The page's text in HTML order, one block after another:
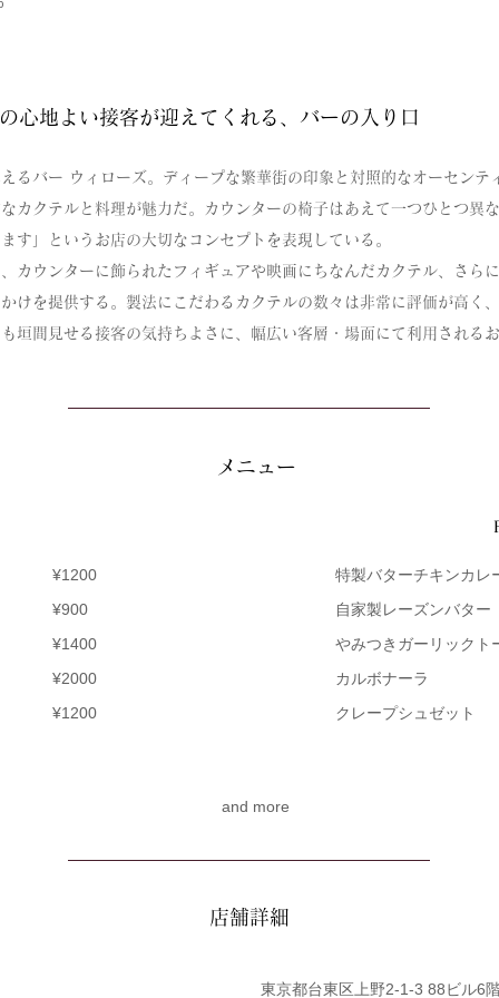
心地よい接客が迎えてくれる、バーの入り口
るバー ウィローズ。ディープな繁華街の印象と対照的なオーセン
カクテルと料理が魅力だ。カウンターの椅子はあえて一つひとつ異
す」というお店の大切なコンセプトを表現している。
カウンターに飾られたフィギュアや映画にちなんだカクテル、さら
けを提供する。製法にこだわるカクテルの数々は非常に評価が高く
垣間見せる接客の気持ちよさに、幅広い客層・場面にて利用される
メニュー
¥1200
¥900
¥1400
¥2000
¥1200
特製バターチキンカレ
自家製レーズンバター
やみつきガーリックト
カルボナーラ
クレープシュゼット
and more
​店舗詳細
東京都台東区上野2-1-3 88ビル6